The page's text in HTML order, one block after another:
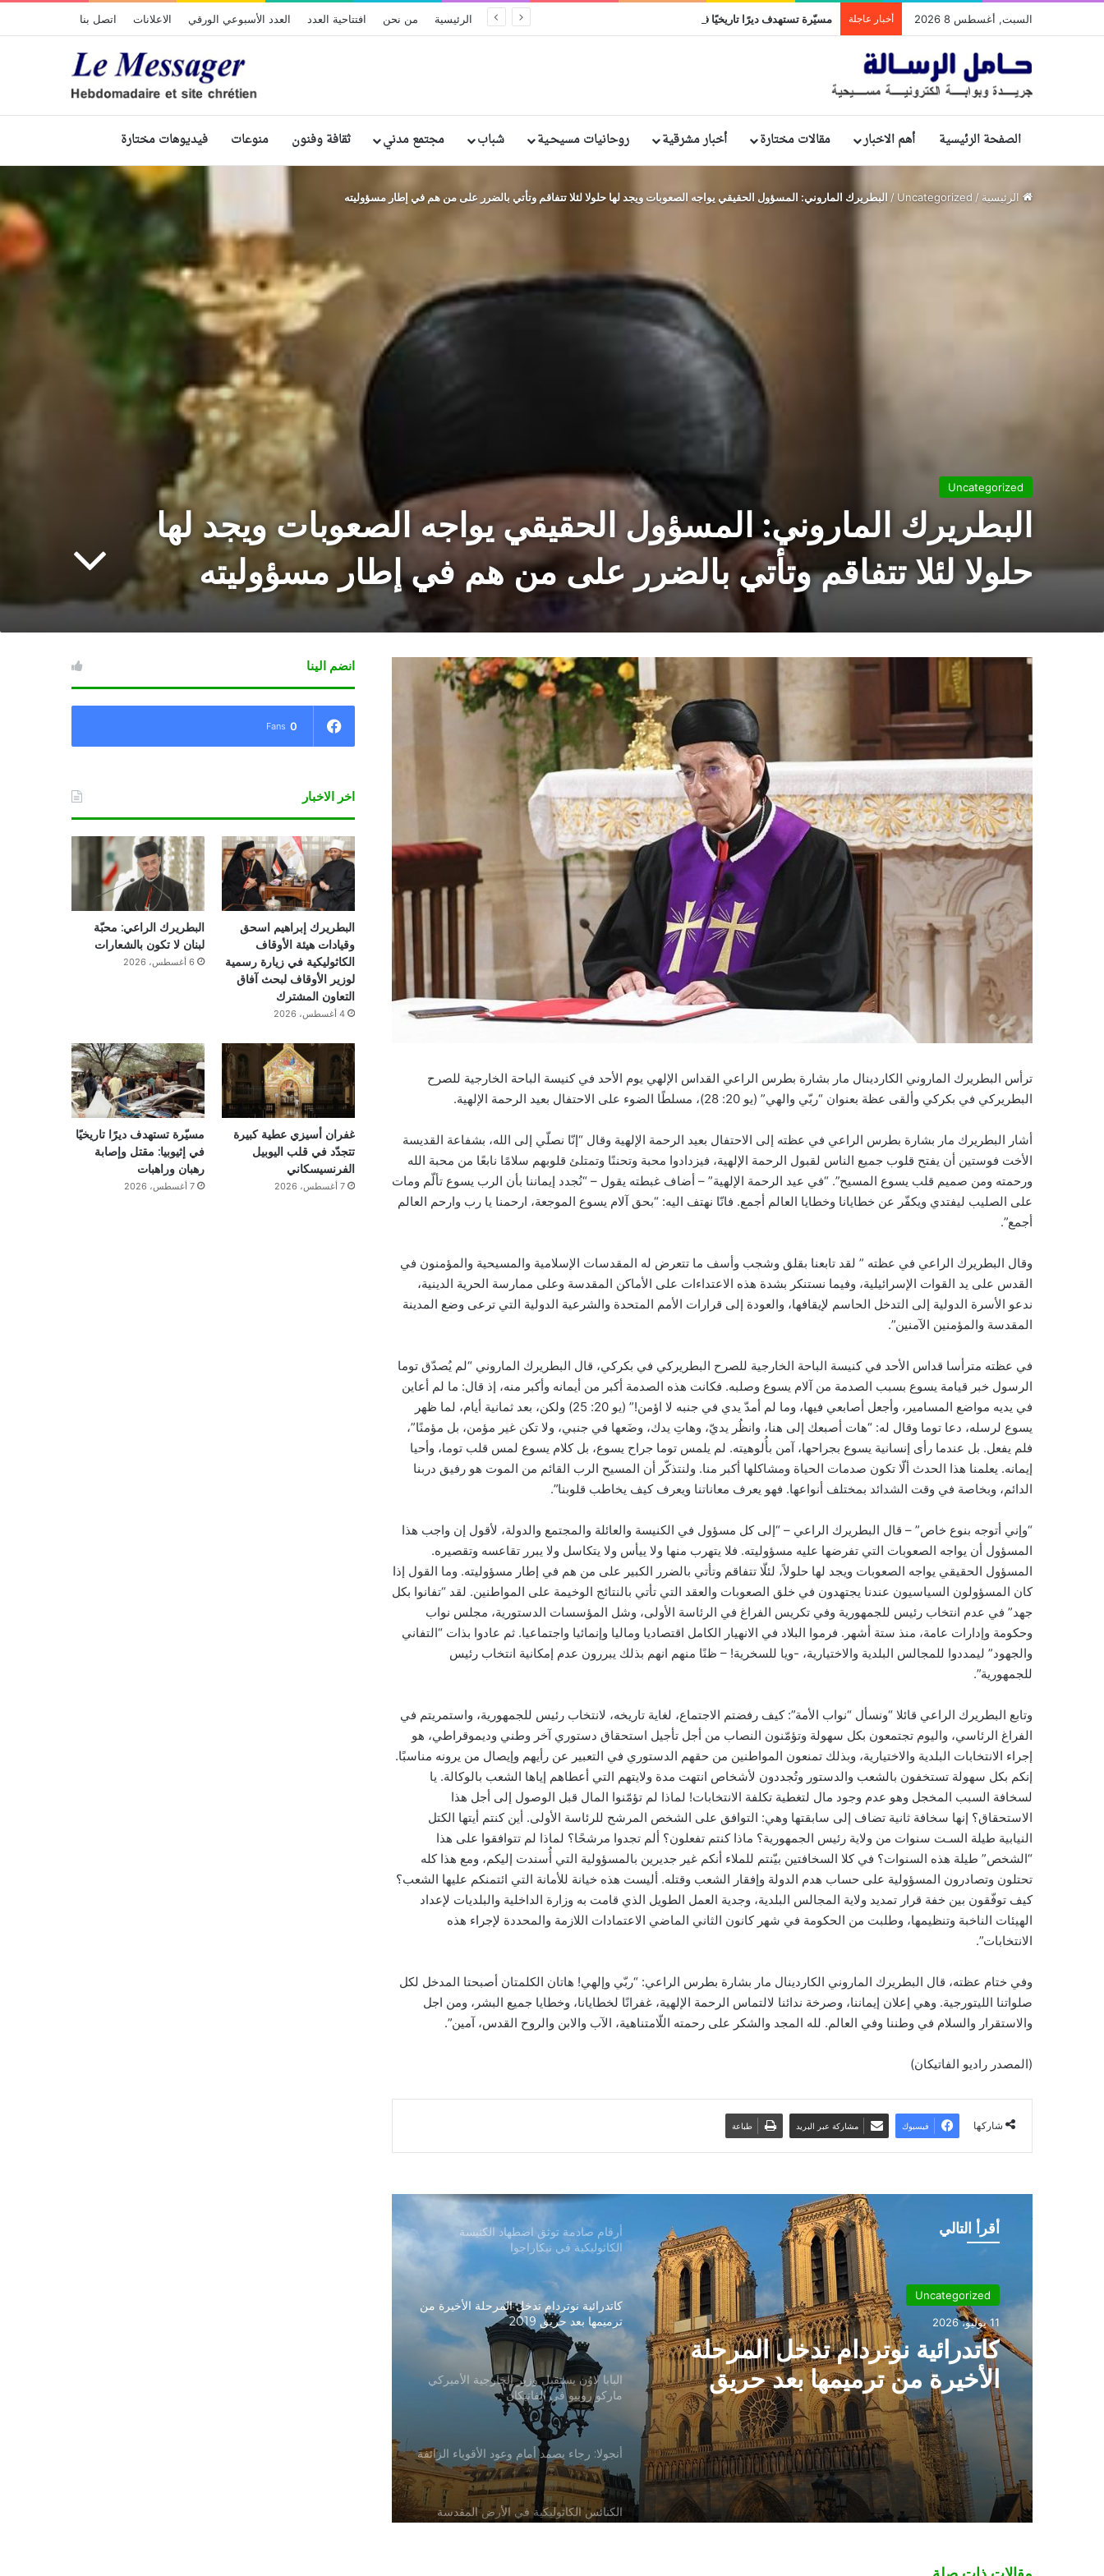
السبت, أغسطس 8 2026 أخبار عاجلة مسيّرة تستهدف ديرًا تاريخيًا في إثيوبيا: مقتل وإصابة رهبان وراهبات الرئيسية من نحن افتتاحية العدد العدد الأسبوعي الورقي الاعلانات اتصل بنا
الصفحة الرئيسية أهم الاخبار مقالات مختارة أخبار مشرقية روحانيات مسيحـية شباب مجتمع مدني ثقافة وفنون منوعات فيديوهات مختارة
الرئيسية /
Uncategorized
/ البطريرك الماروني: المسؤول الحقيقي يواجه الصعوبات ويجد لها حلولا لئلا تتفاقم وتأتي بالضرر على من هم في إطار مسؤوليته
Uncategorized
البطريرك الماروني: المسؤول الحقيقي يواجه الصعوبات ويجد لها
حلولا لئلا تتفاقم وتأتي بالضرر على من هم في إطار مسؤوليته
ترأس البطريرك الماروني الكاردينال مار بشارة بطرس الراعي القداس الإلهي يوم الأحد في كنيسة الباحة الخارجية للصرح
البطريركي في بكركي وألقى عظة بعنوان “ربّي والهي” (يو 20: 28)، مسلطًا الضوء على الاحتفال بعيد الرحمة الإلهية.
أشار البطريرك مار بشارة بطرس الراعي في عظته إلى الاحتفال بعيد الرحمة الإلهية وقال “إنّا نصلّي إلى الله، بشفاعة القديسة
الأخت فوستين أن يفتح قلوب جميع الناس لقبول الرحمة الإلهية، فيزدادوا محبة وتحننًا وتمتلئ قلوبهم سلامًا نابعًا من محبة الله
ورحمته ومن صميم قلب يسوع المسيح”. “في عيد الرحمة الإلهية” – أضاف غبطته يقول – “نُجدد إيماننا بأن الرب يسوع تألّم ومات
على الصليب ليفتدي ويكفّر عن خطايانا وخطايا العالم أجمع. فانّا نهتف اليه: “بحق آلام يسوع الموجعة، ارحمنا يا رب وارحم العالم
أجمع”.
وقال البطريرك الراعي في عظته ” لقد تابعنا بقلق وشجب وأسف ما تتعرض له المقدسات الإسلامية والمسيحية والمؤمنون في
القدس على يد القوات الإسرائيلية، وفيما نستنكر بشدة هذه الاعتداءات على الأماكن المقدسة وعلى ممارسة الحرية الدينية،
ندعو الأسرة الدولية إلى التدخل الحاسم لإيقافها، والعودة إلى قرارات الأمم المتحدة والشرعية الدولية التي ترعى وضع المدينة
المقدسة والمؤمنين الآمنين”.
في عظته مترأسا قداس الأحد في كنيسة الباحة الخارجية للصرح البطريركي في بكركي، قال البطريرك الماروني “لم يُصدّق توما
الرسول خبر قيامة يسوع بسبب الصدمة من آلام يسوع وصلبه. فكانت هذه الصدمة أكبر من أيمانه وأكبر منه، إذ قال: ما لم أعاين
في يديه مواضع المسامير، وأجعل أصابعي فيها، وما لم أمدّ يدي في جنبه لا اؤمن!” (يو 20: 25) ولكن، بعد ثمانية أيام، لما ظهر
يسوع لرسله، دعا توما وقال له: “هات أصبعك إلى هنا، وانظُر يديّ، وهاتِ يدك، وضَعها في جنبي، ولا تكن غير مؤمن، بل مؤمنًا”،
فلم يفعل. بل عندما رأى إنسانية يسوع بجراحها، آمن بأُلوهيته. لم يلمس توما جراح يسوع، بل كلام يسوع لمس قلب توما، وأحيا
إيمانه. يعلمنا هذا الحدث ألّا تكون صدمات الحياة ومشاكلها أكبر منا. ولنتذكّر أن المسيح الرب القائم من الموت هو رفيق دربنا
الدائم، وبخاصة في وقت الشدائد بمختلف أنواعها. فهو يعرف معاناتنا ويعرف كيف يخاطب قلوبنا”.
“وإني أتوجه بنوع خاص” – قال البطريرك الراعي – “إلى كل مسؤول في الكنيسة والعائلة والمجتمع والدولة، لأقول إن واجب هذا
المسؤول أن يواجه الصعوبات التي تفرضها عليه مسؤوليته. فلا يتهرب منها ولا ييأس ولا يتكاسل ولا يبرر تقاعسه وتقصيره.
المسؤول الحقيقي يواجه الصعوبات ويجد لها حلولاً، لئلّا تتفاقم وتأتي بالضرر الكبير على من هم في إطار مسؤوليته. وما القول إذا
كان المسؤولون السياسيون عندنا يجتهدون في خلق الصعوبات والعقد التي تأتي بالنتائج الوخيمة على المواطنين. لقد “تفانوا بكل
جهد” في عدم انتخاب رئيس للجمهورية وفي تكريس الفراغ في الرئاسة الأولى، وشل المؤسسات الدستورية، مجلس نواب
وحكومة وإدارات عامة، منذ ستة أشهر. فرموا البلاد في الانهيار الكامل اقتصاديا وماليا وإنمائيا واجتماعيا. ثم عادوا بذات “التفاني
والجهود” ليمددوا للمجالس البلدية والاختيارية، -ويا للسخرية! – ظنًا منهم انهم بذلك يبررون عدم إمكانية انتخاب رئيس
للجمهورية”.
وتابع البطريرك الراعي قائلا “ونسأل “نواب الأمة”: كيف رفضتم الاجتماع، لغاية تاريخه، لانتخاب رئيس للجمهورية، واستمريتم في
الفراغ الرئاسي، واليوم تجتمعون بكل سهولة وتؤمّنون النصاب من أجل تأجيل استحقاق دستوري آخر وطني وديموقراطي، هو
إجراء الانتخابات البلدية والاختيارية، وبذلك تمنعون المواطنين من حقهم الدستوري في التعبير عن رأيهم وإيصال من يرونه مناسبًا.
إنكم بكل سهولة تستخفون بالشعب والدستور وتُجددون لأشخاص انتهت مدة ولايتهم التي أعطاهم إياها الشعب بالوكالة. يا
لسخافة السبب المخجل وهو عدم وجود مال لتغطية تكلفة الانتخابات! لماذا لم تؤمّنوا المال قبل الوصول إلى أجل هذا
الاستحقاق؟ إنها سخافة ثانية تضاف إلى سابقتها وهي: التوافق على الشخص المرشح للرئاسة الأولى. أين كنتم أيتها الكتل
النيابية طيلة السـت سنوات من ولاية رئيس الجمهورية؟ ماذا كنتم تفعلون؟ ألم تجدوا مرشحًا؟ لماذا لم تتوافقوا على هذا
“الشخص” طيلة هذه السنوات؟ في كلا السخافتين بيّنتم للملاء أنكم غير جديرين بالمسؤولية التي أُسندت إليكم، ومع هذا كله
تحتلون وتصادرون المسؤولية على حساب هدم الدولة وإفقار الشعب وقتله. أليست هذه خيانة للأمانة التي ائتمنكم عليها الشعب؟
كيف توفّقون بين خفة قرار تمديد ولاية المجالس البلدية، وجدية العمل الطويل الذي قامت به وزارة الداخلية والبلديات لإعداد
الهيئات الناخبة وتنظيمها، وطلبت من الحكومة في شهر كانون الثاني الماضي الاعتمادات اللازمة والمحددة لإجراء هذه
الانتخابات”.
وفي ختام عظته، قال البطريرك الماروني الكاردينال مار بشارة بطرس الراعي: “ربّي وإلهي! هاتان الكلمتان أصبحتا المدخل لكل
صلواتنا الليتورجية. وهي إعلان إيماننا، وصرخة ندائنا لالتماس الرحمة الإلهية، غفرانًا لخطايانا، وخطايا جميع البشر، ومن اجل
والاستقرار والسلام في وطننا وفي العالم. لله المجد والشكر على رحمته اللّامتناهية، الآب والابن والروح القدس، آمين”.
(المصدر راديو الفاتيكان)
شاركها فيسبوك مشاركة عبر البريد طباعة
أقرأ التالي
Uncategorized
11 يوليو، 2026
كاتدرائية نوتردام تدخل المرحلة
الأخيرة من ترميمها بعد حريق
2019
بيان مسكوني مشترك حول اتساع نطاق
الصراع في الشرق الأوسط
دعوة مشتركة لتجديد الإيمان وترسيخ السلام
والحوار.. رسالة دائرة الحوار بين الأديان
الأرض المقدسة وساعدوا في تعزيز الحوار
بطريركا الأقباط الكاثوليك والروم الكاثوليك
أرقام صادمة توثق اضطهاد الكنيسة
الكاثوليكية في نيكاراجوا
كاتدرائية نوتردام تدخل المرحلة الأخيرة من
ترميمها بعد حريق 2019
البابا لاوُن يستقبل وزير الخارجية الأميركي
ماركو روبيو في الفاتيكان
أنجولا: رجاء يصمد أمام وعود الأقوياء الزائفة
الكنائس الكاثوليكية في الأرض المقدسة
تدين تدنيس تمثال المسيح المصلوب
انضم الينا
0
Fans
اخر الاخبار
البطريرك إبراهيم اسحق
وقيادات هيئة الأوقاف
الكاثوليكية في زيارة رسمية
لوزير الأوقاف لبحث آفاق
التعاون المشترك
4 أغسطس، 2026
البطريرك الراعي: محبّة
لبنان لا تكون بالشعارات
6 أغسطس، 2026
غفران أسيزي عطية كبيرة
تتجدّد في قلب اليوبيل
الفرنسيسكاني
7 أغسطس، 2026
مسيّرة تستهدف ديرًا تاريخيًا
في إثيوبيا: مقتل وإصابة
رهبان وراهبات
7 أغسطس، 2026